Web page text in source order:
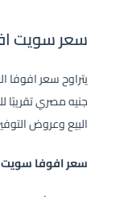
سعر سويت
البيع وعروض
سعر افوفا سويت